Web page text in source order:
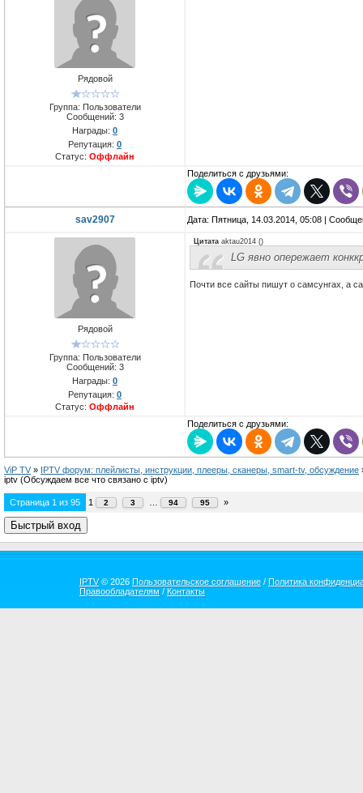
Рядовой
Группа: Пользователи
Сообщений: 3
Награды: 0
Репутация: 0
Статус: Оффлайн
Поделиться с друзьями:
sav2907 Дата: Пятница, 14.03.2014, 05:08 |
Рядовой
Группа: Пользователи
Сообщений: 3
Награды: 0
Репутация: 0
Статус: Оффлайн
Цитата aktau2014 ()
LG явно опережает
Почти все сайты пишут о самсунгах, а
Поделиться с друзьями:
ViP TV » IPTV форум: плейлисты, инструкции, плееры, сканеры, smart-tv, обсуждение
iptv (Обсуждаем все что связано с iptv)
Страница 1 из 95 1 2 3 94 95 »
IPTV© 2026 Пользовательское соглашение / Политика
Правообладателям / Контакты